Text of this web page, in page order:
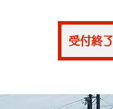
仮申込
受付終了